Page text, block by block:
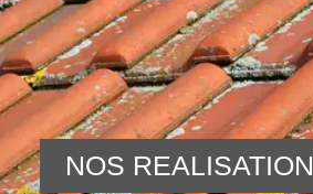
NOS REALISATION